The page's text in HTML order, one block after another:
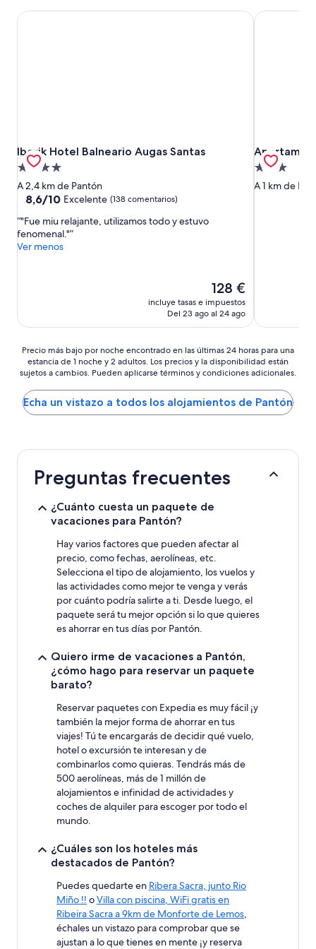
Iberik Hotel Balneario Augas Santas
Iberik Hotel Balneario Augas Santas
Alojamiento
de
4.0 estrellas
A 2,4 km de Pantón
8.6
10,
Excelente,
(138 comentarios)
8,6/10 Excelente (138 comentarios)
"Fue miu relajante, utilizamos todo y estuvo
fenomenal."
Ver menos
El
precio
actual
128 €
128 €
incluye tasas e impuestos
Del 23 ago al 24 ago
Iberik Hotel Balneario Augas Santas
Alojamiento
de
A 1 km de
Precio
más
bajo
por
noche
encontrado
últimas
estancia
2 adultos.
disponibilidad
cambios.
condiciones
adicionales.
Precio más bajo por noche encontrado en las últimas 24 horas para una
estancia de 1 noche y 2 adultos. Los precios y la disponibilidad están
sujetos a cambios. Pueden aplicarse términos y condiciones adicionales.
Echa un vistazo a todos los alojamientos de Pantón
Preguntas frecuentes
¿Cuánto cuesta un paquete de
vacaciones para Pantón?
Hay varios factores que pueden afectar al
precio, como fechas, aerolíneas, etc.
Selecciona el tipo de alojamiento, los vuelos y
las actividades como mejor te venga y verás
por cuánto podría salirte a ti. Desde luego, el
paquete será tu mejor opción si lo que quieres
es ahorrar en tus días por Pantón.
Quiero irme de vacaciones a Pantón,
¿cómo hago para reservar un paquete
barato?
Reservar paquetes con Expedia es muy fácil ¡y
también la mejor forma de ahorrar en tus
viajes! Tú te encargarás de decidir qué vuelo,
hotel o excursión te interesan y de
combinarlos como quieras. Tendrás más de
500 aerolíneas, más de 1 millón de
alojamientos e infinidad de actividades y
coches de alquiler para escoger por todo el
mundo.
¿Cuáles son los hoteles más
destacados de Pantón?
Puedes quedarte en Ribera Sacra, junto Rio
Miño !! oVilla con piscina, WiFi gratis en
Ribeira Sacra a 9km de Monforte de Lemos,
échales un vistazo para comprobar que se
ajustan a lo que tienes en mente ¡y reserva